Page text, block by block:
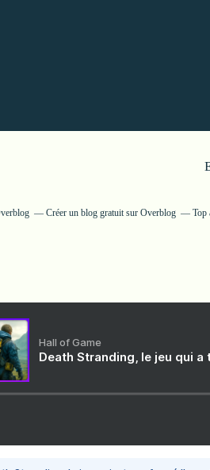
Créer un blog gratuit sur Overblog Top
Hall of Game
Death Stranding, le jeu qui